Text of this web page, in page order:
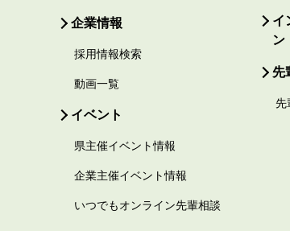
企業情報
採用情報検索
動画一覧
イベント
県主催イベント情報
企業主催イベント情報
いつでもオンライン先輩相談
イ
ン
先
先